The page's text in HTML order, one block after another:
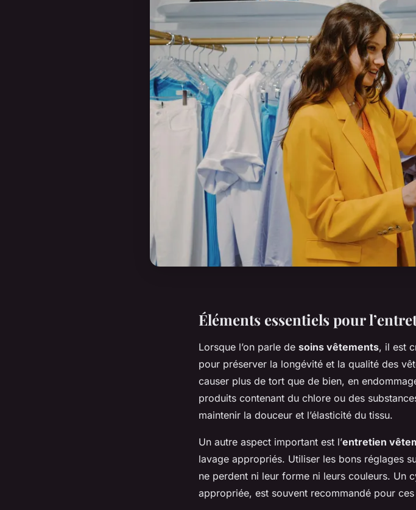
Éléments essentiels pour
Lorsque l’on parle de soins vêtements, il est
pour préserver la longévité et la qualité des
causer plus de tort que de bien, en
produits contenant du chlore ou des
maintenir la douceur et l’élasticité du tissu.
Un autre aspect important est l’entretien
lavage appropriés. Utiliser les bons réglages
ne perdent ni leur forme ni leurs couleurs. Un
appropriée, est souvent recommandé pour